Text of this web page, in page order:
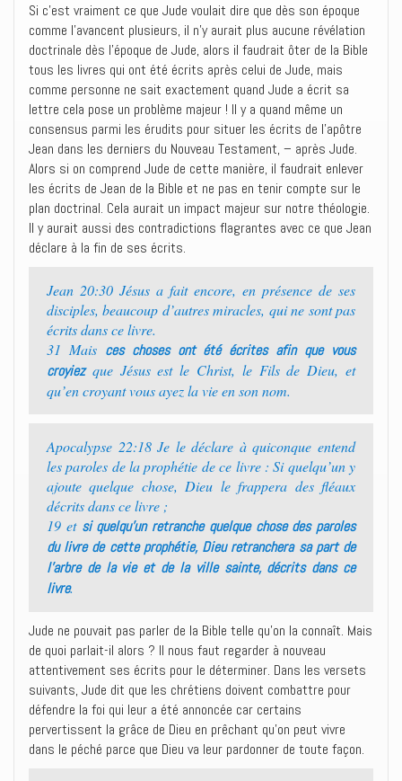
Si c’est vraiment ce que Jude voulait dire que dès son époque
comme l’avancent plusieurs, il n’y aurait plus aucune révélation
doctrinale dès l’époque de Jude, alors il faudrait ôter de la Bible
tous les livres qui ont été écrits après celui de Jude, mais
comme personne ne sait exactement quand Jude a écrit sa
lettre cela pose un problème majeur ! Il y a quand même un
consensus parmi les érudits pour situer les écrits de l’apôtre
Jean dans les derniers du Nouveau Testament, – après Jude.
Alors si on comprend Jude de cette manière, il faudrait enlever
les écrits de Jean de la Bible et ne pas en tenir compte sur le
plan doctrinal. Cela aurait un impact majeur sur notre théologie.
Il y aurait aussi des contradictions flagrantes avec ce que Jean
déclare à la fin de ses écrits.
Jean 20:30 Jésus a fait encore, en présence de ses
disciples, beaucoup d’autres miracles, qui ne sont pas
écrits dans ce livre.
31 Mais ces choses ont été écrites afin que vous
croyiezque Jésus est le Christ, le Fils de Dieu, et
qu’en croyant vous ayez la vie en son nom.
Apocalypse 22:18 Je le déclare à quiconque entend
les paroles de la prophétie de ce livre : Si quelqu’un y
ajoute quelque chose, Dieu le frappera des fléaux
décrits dans ce livre ;
19 et si quelqu’un retranche quelque chose des paroles
du livre de cette prophétie, Dieu retranchera sa part de
l’arbre de la vie et de la ville sainte, décrits dans ce
livre.
Jude ne pouvait pas parler de la Bible telle qu’on la connaît. Mais
de quoi parlait-il alors ? Il nous faut regarder à nouveau
attentivement ses écrits pour le déterminer. Dans les versets
suivants, Jude dit que les chrétiens doivent combattre pour
défendre la foi qui leur a été annoncée car certains
pervertissent la grâce de Dieu en prêchant qu’on peut vivre
dans le péché parce que Dieu va leur pardonner de toute façon.